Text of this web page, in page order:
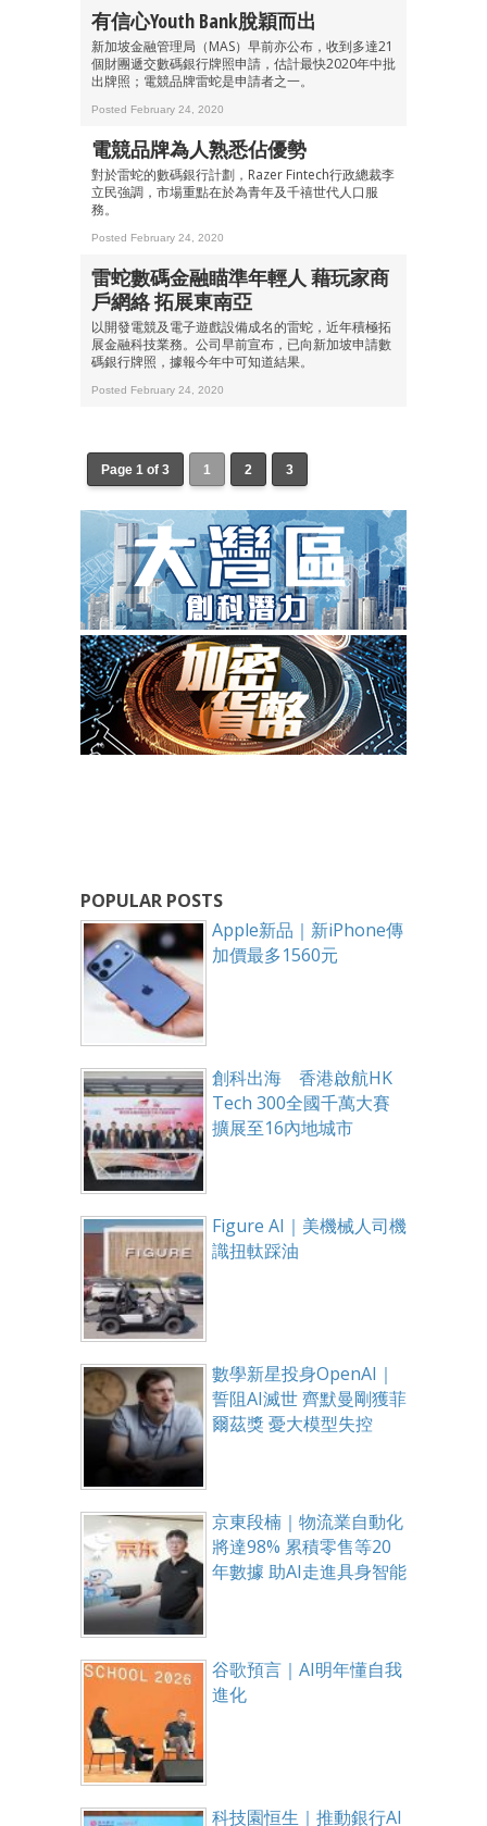
有信心Youth Bank脫穎而出
新加坡金融管理局（MAS）早前亦公布，收到多達21
個財團遞交數碼銀行牌照申請，估計最快2020年中批
出牌照；電競品牌雷蛇是申請者之一。
Posted February 24, 2020
電競品牌為人熟悉佔優勢
對於雷蛇的數碼銀行計劃，Razer Fintech行政總裁李
立民強調，市場重點在於為青年及千禧世代人口服
務。
Posted February 24, 2020
雷蛇數碼金融瞄準年輕人 藉玩家商
戶網絡 拓展東南亞
以開發電競及電子遊戲設備成名的雷蛇，近年積極拓
展金融科技業務。公司早前宣布，已向新加坡申請數
碼銀行牌照，據報今年中可知道結果。
Posted February 24, 2020
Page 1 of 3 1 2 3
POPULAR POSTS
Apple新品｜新iPhone傳
加價最多1560元
創科出海 香港啟航HK
Tech 300全國千萬大賽
擴展至16內地城市
Figure AI｜美機械人司機
識扭軚踩油
數學新星投身OpenAI｜
誓阻AI滅世 齊默曼剛獲菲
爾茲獎 憂大模型失控
京東段楠｜物流業自動化
將達98% 累積零售等20
年數據 助AI走進具身智能
谷歌預言｜AI明年懂自我
進化
科技園恒生｜推動銀行AI